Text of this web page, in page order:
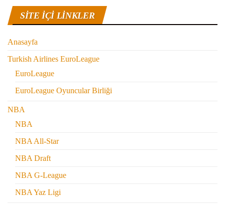
SITE IÇI LINKLER
Anasayfa
Turkish Airlines EuroLeague
EuroLeague
EuroLeague Oyuncular Birliği
NBA
NBA
NBA All-Star
NBA Draft
NBA G-League
NBA Yaz Ligi